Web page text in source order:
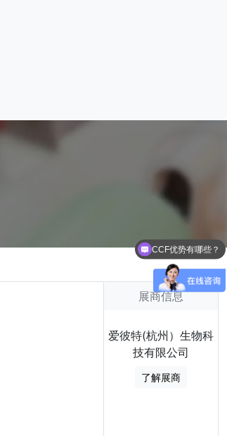
展商信息
爱彼特(杭州）生物科
技有限公司
了解展商
展会是怎么收费的呢？